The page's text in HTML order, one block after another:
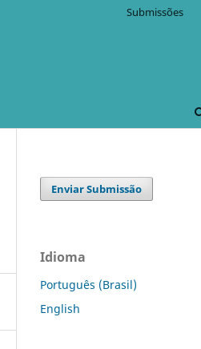
Submissões
Enviar Submissão
Idioma
Português (Brasil)
English